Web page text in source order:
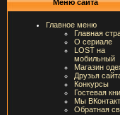
Меню сайта
Главное меню
Главная
О сериале
LOST на
мобильный
Магазин
Друзья
Конкурсы
Гостевая
Мы
Обратная